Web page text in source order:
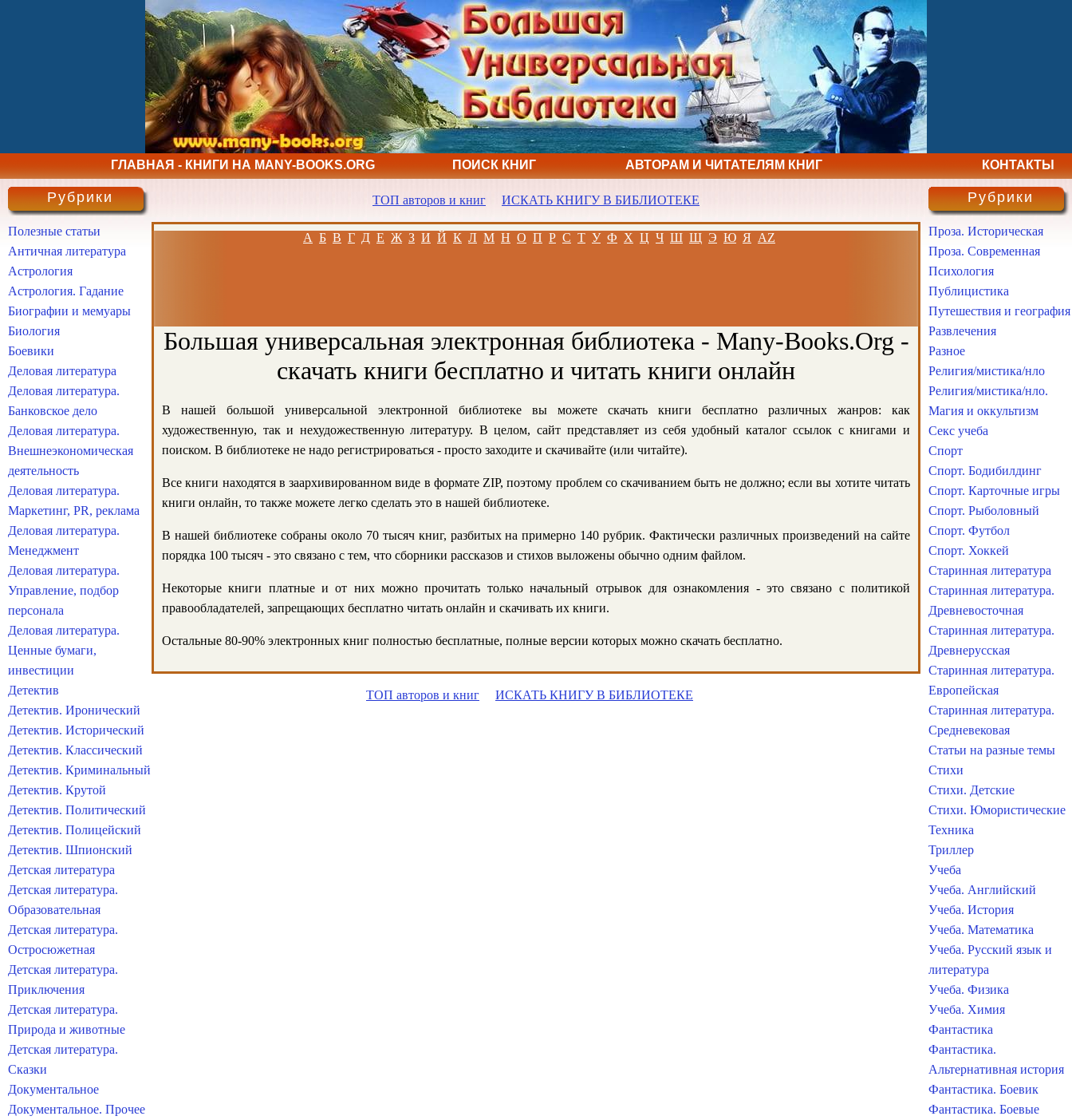
ГЛАВНАЯ - КНИГИ НА MANY-BOOKS.ORG ПОИСК КНИГ АВТОРАМ И ЧИТАТЕЛЯМ КНИГ КОНТАКТЫ
ТОП авторов и книг ИСКАТЬ КНИГУ В БИБЛИОТЕКЕ
А Б В Г Д Е Ж З И Й К Л М Н О П Р С Т У Ф Х Ц Ч Ш Щ Э Ю Я AZ
Большая универсальная электронная библиотека - Many-Books.Org -
скачать книги бесплатно и читать книги онлайн
В нашей большой универсальной электронной библиотеке вы можете скачать книги бесплатно различных жанров: как
художественную, так и нехудожественную литературу. В целом, сайт представляет из себя удобный каталог ссылок с книгами и
поиском. В библиотеке не надо регистрироваться - просто заходите и скачивайте (или читайте).
Все книги находятся в заархивированном виде в формате ZIP, поэтому проблем со скачиванием быть не должно; если вы хотите читать
книги онлайн, то также можете легко сделать это в нашей библиотеке.
В нашей библиотеке собраны около 70 тысяч книг, разбитых на примерно 140 рубрик. Фактически различных произведений на сайте
порядка 100 тысяч - это связано с тем, что сборники рассказов и стихов выложены обычно одним файлом.
Некоторые книги платные и от них можно прочитать только начальный отрывок для ознакомления - это связано с политикой
правообладателей, запрещающих бесплатно читать онлайн и скачивать их книги.
Остальные 80-90% электронных книг полностью бесплатные, полные версии которых можно скачать бесплатно.
ТОП авторов и книг ИСКАТЬ КНИГУ В БИБЛИОТЕКЕ
Рубрики
Полезные статьи
Античная литература
Астрология
Астрология. Гадание
Биографии и мемуары
Биология
Боевики
Деловая литература
Деловая литература.
Банковское дело
Деловая литература.
Внешнеэкономическая
деятельность
Деловая литература.
Маркетинг, PR, реклама
Деловая литература.
Менеджмент
Деловая литература.
Управление, подбор
персонала
Деловая литература.
Ценные бумаги,
инвестиции
Детектив
Детектив. Иронический
Детектив. Исторический
Детектив. Классический
Детектив. Криминальный
Детектив. Крутой
Детектив. Политический
Детектив. Полицейский
Детектив. Шпионский
Детская литература
Детская литература.
Образовательная
Детская литература.
Остросюжетная
Детская литература.
Приключения
Детская литература.
Природа и животные
Детская литература.
Сказки
Документальное
Документальное. Прочее
Рубрики
Проза. Историческая
Проза. Современная
Психология
Публицистика
Путешествия и география
Развлечения
Разное
Религия/мистика/нло
Религия/мистика/нло.
Магия и оккультизм
Секс учеба
Спорт
Спорт. Бодибилдинг
Спорт. Карточные игры
Спорт. Рыболовный
Спорт. Футбол
Спорт. Хоккей
Старинная литература
Старинная литература.
Древневосточная
Старинная литература.
Древнерусская
Старинная литература.
Европейская
Старинная литература.
Средневековая
Статьи на разные темы
Стихи
Стихи. Детские
Стихи. Юмористические
Техника
Триллер
Учеба
Учеба. Английский
Учеба. История
Учеба. Математика
Учеба. Русский язык и
литература
Учеба. Физика
Учеба. Химия
Фантастика
Фантастика.
Альтернативная история
Фантастика. Боевик
Фантастика. Боевые